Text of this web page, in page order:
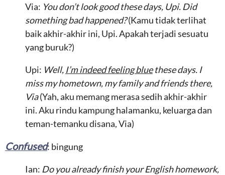
Via: You don’t look good these days, Upi. Did
something bad happened?(Kamu tidak terlihat
baik akhir-akhir ini, Upi. Apakah terjadi sesuatu
yang buruk?)
Upi: Well, I’m indeed feeling bluethese days. I
miss my hometown, my family and friends there,
Via(Yah, aku memang merasa sedih akhir-akhir
ini. Aku rindu kampung halamanku, keluarga dan
teman-temanku disana, Via)
Confused: bingung
Ian: Do you already finish your English homework,